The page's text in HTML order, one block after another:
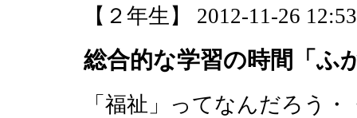
【２年生】 2012-11-26
総合的な学習の時間「ふ
「福祉」ってなんだろう・